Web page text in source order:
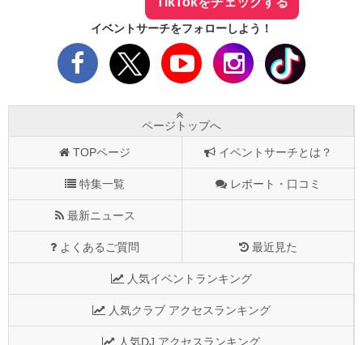
イベントサーチをフォローしよう！
ページトップへ
TOPページ イベントサーチとは？
特集一覧 レポート・口コミ
最新ニュース
よくあるご質問 最近見た
人気イベントランキング
人気クラブ アクセスランキング
人気DJ アクセスランキング